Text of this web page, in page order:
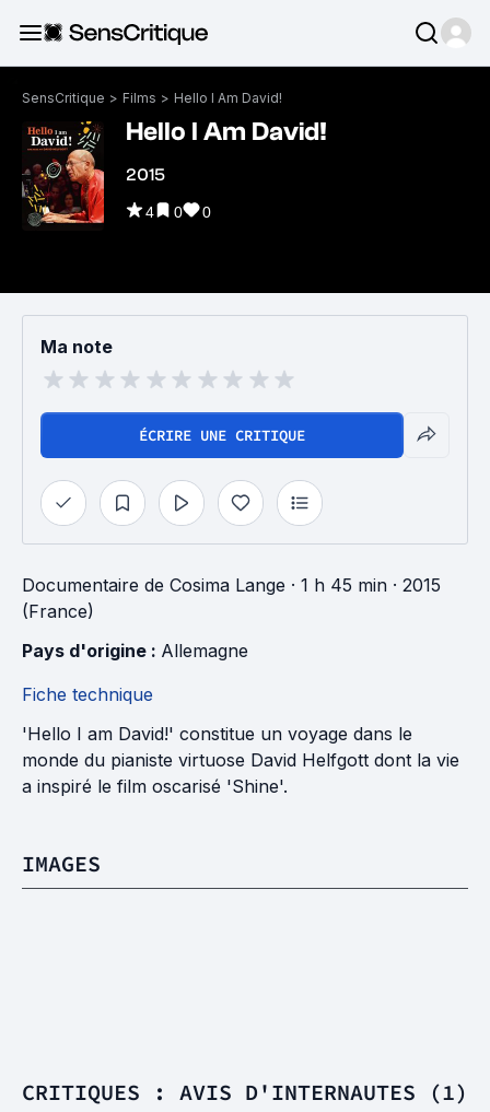
SensCritique > Films > Hello I Am David!
Hello I Am David!
2015
4 0 0
Ma note
ÉCRIRE UNE CRITIQUE
Documentaire de Cosima Lange · 1 h 45 min · 2015
(France)
Pays d'origine : Allemagne
Fiche technique
'Hello I am David!' constitue un voyage dans le
monde du pianiste virtuose David Helfgott dont la vie
a inspiré le film oscarisé 'Shine'.
IMAGES
CRITIQUES : AVIS D'INTERNAUTES (1)